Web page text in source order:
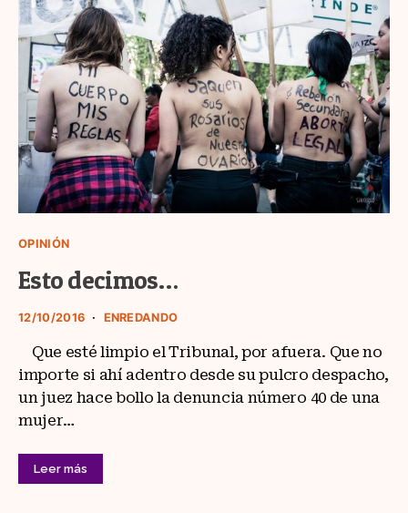
OPINIÓN
Esto decimos…
12/10/2016 ENREDANDO
Que esté limpio el Tribunal, por afuera. Que no
importe si ahí adentro desde su pulcro despacho,
un juez hace bollo la denuncia número 40 de una
mujer…
Leer más